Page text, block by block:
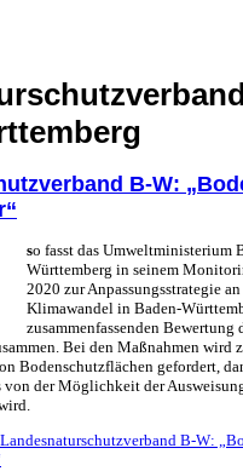
B-W:
so fasst das Umweltministerium
Württemberg in seinem
2020 zur Anpassungsstrategie
Klimawandel in Baden-
zusammenfassenden Bewertung
Bei den Maßnahmen wird
Bodenschutzflächen gefordert,
von der Möglichkeit der
B-W: